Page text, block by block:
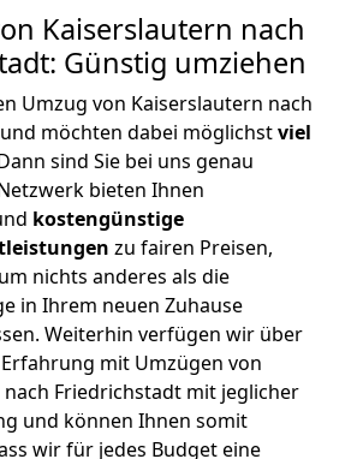
Kaiserslautern nach
Günstig umziehen
Umzug von Kaiserslautern nach
möchten dabei möglichstviel
sind Sie bei uns genau
bieten Ihnen
kostengünstige
zu fairen Preisen,
nichts anderes als die
in Ihrem neuen Zuhause
Weiterhin verfügen wir über
mit Umzügen von
Friedrichstadt mit jeglicher
und können Ihnen somit
wir für jedes Budget eine